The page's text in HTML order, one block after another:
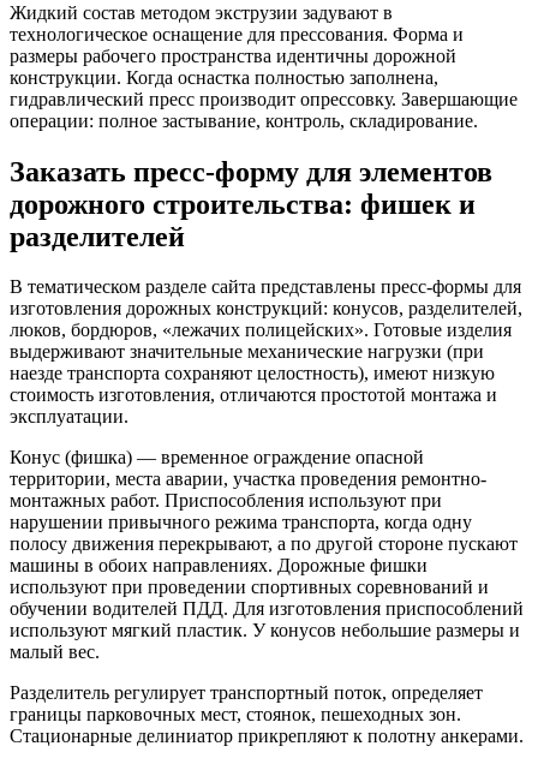
Жидкий состав методом экструзии задувают в
технологическое оснащение для прессования. Форма и
размеры рабочего пространства идентичны дорожной
конструкции. Когда оснастка полностью заполнена,
гидравлический пресс производит опрессовку. Завершающие
операции: полное застывание, контроль, складирование.
Заказать пресс-форму для элементов
дорожного строительства: фишек и
разделителей
В тематическом разделе сайта представлены пресс-формы для
изготовления дорожных конструкций: конусов, разделителей,
люков, бордюров, «лежачих полицейских». Готовые изделия
выдерживают значительные механические нагрузки (при
наезде транспорта сохраняют целостность), имеют низкую
стоимость изготовления, отличаются простотой монтажа и
эксплуатации.
Конус (фишка) — временное ограждение опасной
территории, места аварии, участка проведения ремонтно-
монтажных работ. Приспособления используют при
нарушении привычного режима транспорта, когда одну
полосу движения перекрывают, а по другой стороне пускают
машины в обоих направлениях. Дорожные фишки
используют при проведении спортивных соревнований и
обучении водителей ПДД. Для изготовления приспособлений
используют мягкий пластик. У конусов небольшие размеры и
малый вес.
Разделитель регулирует транспортный поток, определяет
границы парковочных мест, стоянок, пешеходных зон.
Стационарные делиниатор прикрепляют к полотну анкерами.